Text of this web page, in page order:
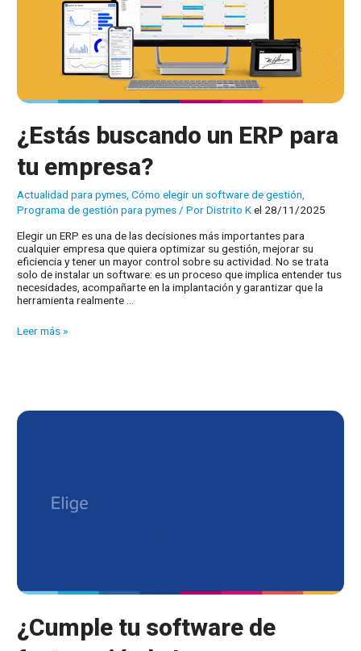
¿Estás buscando un ERP para
tu empresa?
Actualidad para pymes,Cómo elegir un software de gestión,
Programa de gestión para pymes/ PorDistrito Kel 28/11/2025
Elegir un ERP es una de las decisiones más importantes para
cualquier empresa que quiera optimizar su gestión, mejorar su
eficiencia y tener un mayor control sobre su actividad. No se trata
solo de instalar un software: es un proceso que implica entender tus
necesidades, acompañarte en la implantación y garantizar que la
herramienta realmente …
¿Estás
Leer más »
¿Cumple tu software de